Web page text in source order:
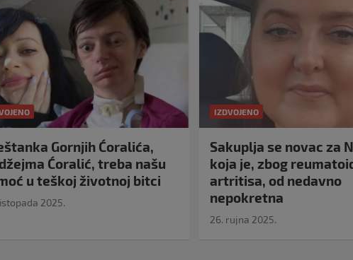
Gornjih Ćoralića,
Ćoralić, treba našu
u teškoj životnoj bitci
2025.
IZDVOJENO
Sakuplja se novac za
koja je, zbog
artritisa, od nedavno
nepokretna
26. rujna 2025.